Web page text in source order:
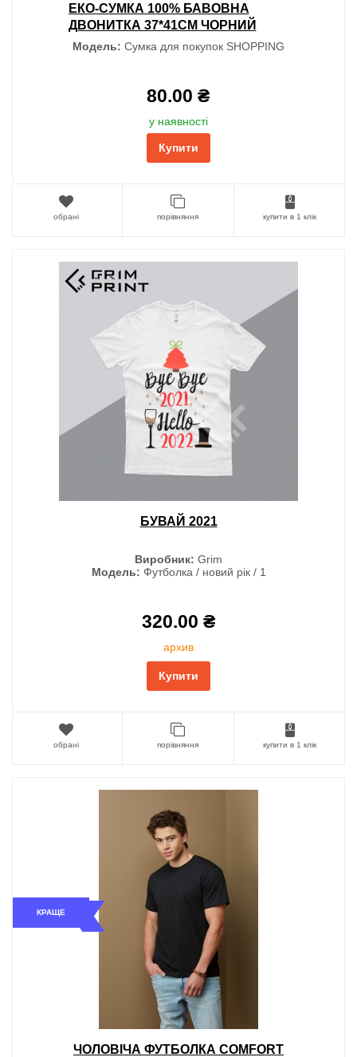
ЕКО-СУМКА 100% БАВОВНА
ДВОНИТКА 37*41СМ ЧОРНИЙ
Модель: Сумка для покупок SHOPPING
80.00 ₴
у наявності
Купити
обрані порівняння купити в 1 клік
БУВАЙ 2021
Виробник: Grim
Модель: Футболка / новий рік / 1
320.00 ₴
архив
Купити
обрані порівняння купити в 1 клік
КРАЩЕ
ЧОЛОВІЧА ФУТБОЛКА COMFORT